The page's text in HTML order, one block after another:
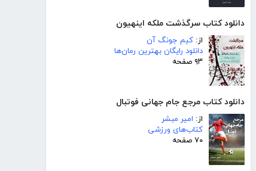
دانلود کتاب سرگذشت ملکه اینهیون
از: کیم جونگ آن
دانلود رایگان بهترین رمان‌ها
۹۳ صفحه
دانلود کتاب مرجع جام جهانی فوتبال
از: امیر مبشر
کتاب‌های ورزشی
۷۰ صفحه